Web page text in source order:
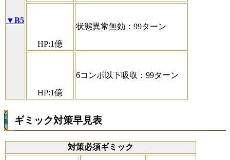
▼B5
HP:1億
状態異常無効：99ターン
HP:1億
6コンボ以下吸収：99ターン
ギミック対策早見表
対策必須ギミック